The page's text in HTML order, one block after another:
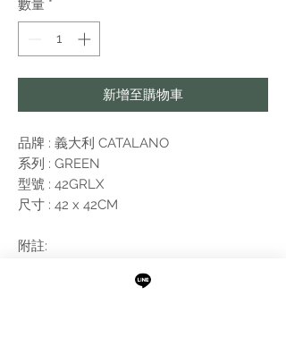
數量 *
新增至購物車
品牌 : 義大利 CATALANO
系列 : GREEN
型號 : 42GRLX
尺寸 : 42 x 42CM
附註:
不含落水頭，水龍頭。